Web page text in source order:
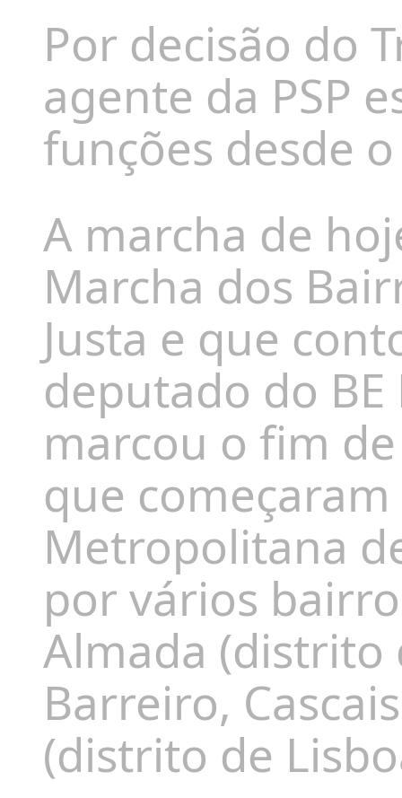
Por decisão do
agente da PSP
funções desde
A marcha de
Marcha dos
Justa e que
deputado do
marcou o fim
que
Metropolitana
por vários
Almada (distrito
Barreiro,
(distrito de